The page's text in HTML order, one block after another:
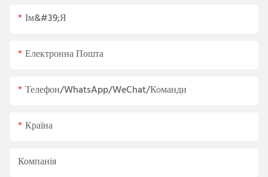
Ім&#39;я
Електронна Пошта
Телефон/WhatsApp/WeChat/Команди
Країна
Компанія